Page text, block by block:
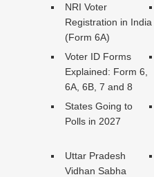
NRI Voter
Registration in India
(Form 6A)
Voter ID Forms
Explained: Form 6,
6A, 6B, 7 and 8
States Going to
Polls in 2027
Uttar Pradesh
Vidhan Sabha